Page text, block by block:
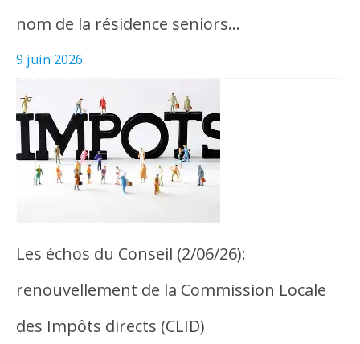
nom de la résidence seniors…
9 juin 2026
Les échos du Conseil (2/06/26):
renouvellement de la Commission Locale
des Impôts directs (CLID)